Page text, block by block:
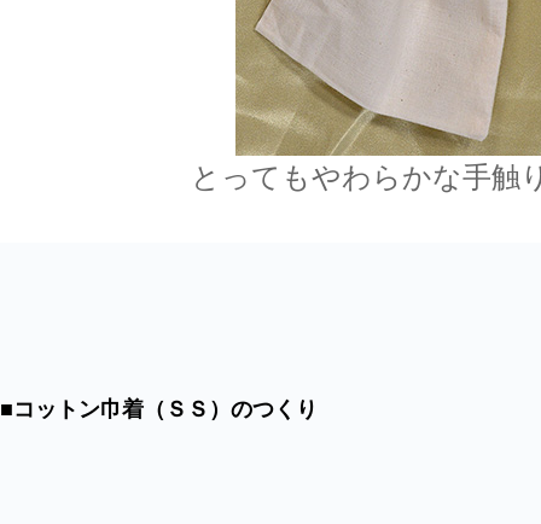
とってもやわらかな手触
■コットン巾着（ＳＳ）のつくり